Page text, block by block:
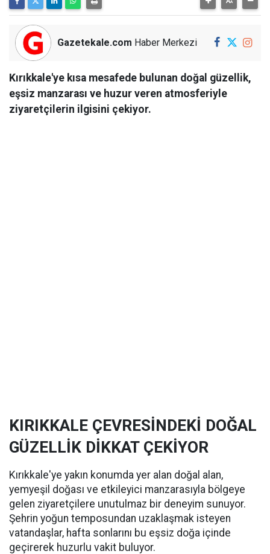
Gazetekale.com Haber Merkezi
Kırıkkale'ye kısa mesafede bulunan doğal güzellik,
eşsiz manzarası ve huzur veren atmosferiyle
ziyaretçilerin ilgisini çekiyor.
KIRIKKALE ÇEVRESİNDEKİ DOĞAL
GÜZELLİK DİKKAT ÇEKİYOR
Kırıkkale'ye yakın konumda yer alan doğal alan,
yemyeşil doğası ve etkileyici manzarasıyla bölgeye
gelen ziyaretçilere unutulmaz bir deneyim sunuyor.
Şehrin yoğun temposundan uzaklaşmak isteyen
vatandaşlar, hafta sonlarını bu eşsiz doğa içinde
geçirerek huzurlu vakit buluyor.